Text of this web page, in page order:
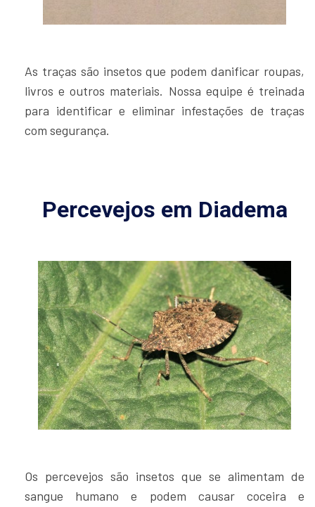
As traças são insetos que podem danificar roupas,
livros e outros materiais. Nossa equipe é treinada
para identificar e eliminar infestações de traças
com segurança.
Percevejos em Diadema
Os percevejos são insetos que se alimentam de
sangue humano e podem causar coceira e